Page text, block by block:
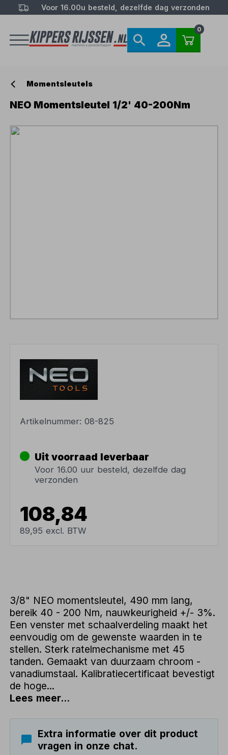
Voor 16.00u besteld, dezelfde dag verzonden
0
Momentsleutels
NEO Momentsleutel 1/2' 40-200Nm
Artikelnummer:08-825
Uit voorraad leverbaar
Voor 16.00 uur besteld, dezelfde dag
verzonden
108,84
89,95 excl. BTW
3/8" NEO momentsleutel, 490 mm lang,
bereik 40 - 200 Nm, nauwkeurigheid +/- 3%.
Een venster met schaalverdeling maakt het
eenvoudig om de gewenste waarden in te
stellen. Sterk ratelmechanisme met 45
tanden. Gemaakt van duurzaam chroom -
vanadiumstaal. Kalibratiecertificaat bevestigt
de hoge...
Lees meer...
Extra informatie over dit product
vragen in onze chat.